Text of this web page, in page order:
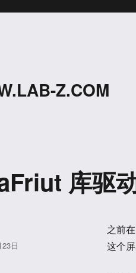
Z.COM
库驱
之前
这个
日